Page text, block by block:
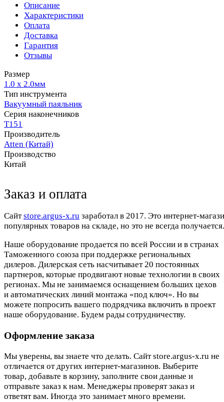
Описание
Характеристики
Оплата
Доставка
Гарантия
Отзывы
Размер
1.0 х 2.0мм
Тип инструмента
Вакуумный паяльник
Серия наконечников
T151
Производитель
Atten (Китай)
Производство
Китай
Заказ и оплата
Cайтstore.argus-x.ru заработал в 2017. Это интернет-
популярных товаров на складе, но это не всегда
Наше оборудование продается по всей России и в странах
Таможенного союза при поддержке региональных
дилеров. Дилерская сеть насчитывает 20 постоянных
партнеров, которые продвигают новые технологии в своих
регионах. Мы не занимаемся оснащением больших цехов
и автоматических линий монтажа «под ключ». Но вы
можете попросить вашего подрядчика включить в проект
наше оборудование. Будем рады сотрудничеству.
Оформление заказа
Мы уверены, вы знаете что делать. Сайт store.argus-x.ru не
отличается от других интернет-магазинов. Выберите
товар, добавьте в корзину, заполните свои данные и
отправьте заказ к нам. Менеджеры проверят заказ и
ответят вам. Иногда это занимает много времени.